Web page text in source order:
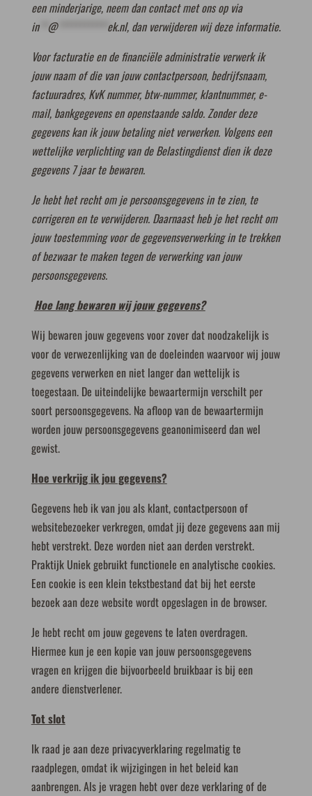
een minderjarige, neem dan contact met ons op via
in** @************ ek.nl, dan verwijderen wij deze informatie.
Voor facturatie en de financiële administratie verwerk ik
jouw naam of die van jouw contactpersoon, bedrijfsnaam,
factuuradres, KvK nummer, btw-nummer, klantnummer, e-
mail, bankgegevens en openstaande saldo. Zonder deze
gegevens kan ik jouw betaling niet verwerken. Volgens een
wettelijke verplichting van de Belastingdienst dien ik deze
gegevens 7 jaar te bewaren.
Je hebt het recht om je persoonsgegevens in te zien, te
corrigeren en te verwijderen. Daarnaast heb je het recht om
jouw toestemming voor de gegevensverwerking in te trekken
of bezwaar te maken tegen de verwerking van jouw
persoonsgegevens.
Hoe lang bewaren wij jouw gegevens?
Wij bewaren jouw gegevens voor zover dat noodzakelijk is
voor de verwezenlijking van de doeleinden waarvoor wij jouw
gegevens verwerken en niet langer dan wettelijk is
toegestaan. De uiteindelijke bewaartermijn verschilt per
soort persoonsgegevens. Na afloop van de bewaartermijn
worden jouw persoonsgegevens geanonimiseerd dan wel
gewist.
Hoe verkrijg ik jou gegevens?
Gegevens heb ik van jou als klant, contactpersoon of
websitebezoeker verkregen, omdat jij deze gegevens aan mij
hebt verstrekt. Deze worden niet aan derden verstrekt.
Praktijk Uniek gebruikt functionele en analytische cookies.
Een cookie is een klein tekstbestand dat bij het eerste
bezoek aan deze website wordt opgeslagen in de browser.
Je hebt recht om jouw gegevens te laten overdragen.
Hiermee kun je een kopie van jouw persoonsgegevens
vragen en krijgen die bijvoorbeeld bruikbaar is bij een
andere dienstverlener.
Tot slot
Ik raad je aan deze privacyverklaring regelmatig te
raadplegen, omdat ik wijzigingen in het beleid kan
aanbrengen. Als je vragen hebt over deze verklaring of de